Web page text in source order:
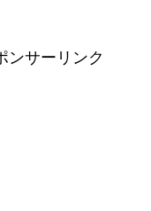
ンサーリンク